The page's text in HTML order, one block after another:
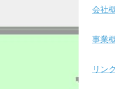
会社
事業
リン